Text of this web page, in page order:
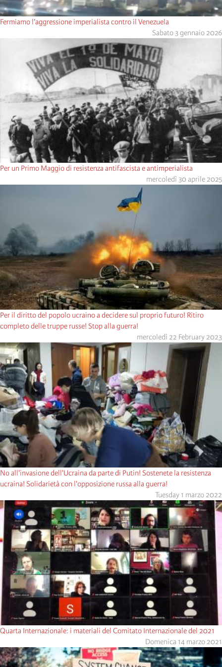
Fermiamo l’aggressione imperialista contro il Venezuela
Sabato 3 gennaio 2026
Per un Primo Maggio di resistenza antifascista e antimperialista
mercoledì 30 aprile 2025
Per il diritto del popolo ucraino a decidere sul proprio futuro! Ritiro
completo delle truppe russe! Stop alla guerra!
mercoledì 22 February 2023
No all'invasione dell'Ucraina da parte di Putin! Sostenete la resistenza
ucraina! Solidarietà con l'opposizione russa alla guerra!
Tuesday 1 marzo 2022
Quarta Internazionale: i materiali del Comitato Internazionale del 2021
Domenica 14 marzo 2021